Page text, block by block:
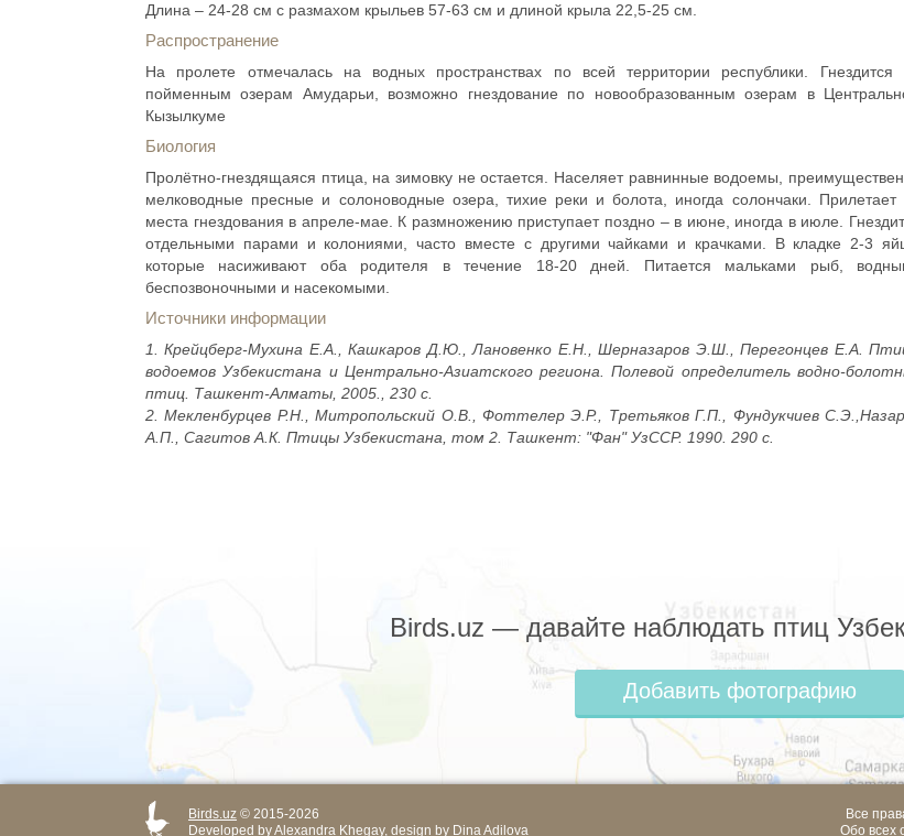
Длина – 24-28 см с размахом крыльев 57-63 см и длиной крыла 22,5-25 см.
Распространение
На пролете отмечалась на водных пространствах по всей территории республики. Гнездится
пойменным озерам Амударьи, возможно гнездование по новообразованным озерам в
Кызылкуме
Биология
Пролётно-гнездящаяся птица, на зимовку не остается. Населяет равнинные водоемы,
мелководные пресные и солоноводные озера, тихие реки и болота, иногда солончаки. Прилетает
места гнездования в апреле-мае. К размножению приступает поздно – в июне, иногда в июле.
отдельными парами и колониями, часто вместе с другими чайками и крачками. В кладке 2-3
которые насиживают оба родителя в течение 18-20 дней. Питается мальками рыб,
беспозвоночными и насекомыми.
Источники информации
1. Крейцберг-Мухина Е.А., Кашкаров Д.Ю., Лановенко Е.Н., Шерназаров Э.Ш., Перегонцев Е.А.
водоемов Узбекистана и Центрально-Азиатского региона. Полевой определитель водно-
птиц. Ташкент-Алматы, 2005., 230 с.
2. Мекленбурцев Р.Н., Митропольский О.В., Фоттелер Э.Р., Третьяков Г.П., Фундукчиев
А.П., Сагитов А.К. Птицы Узбекистана, том 2. Ташкент: "Фан" УзССР. 1990. 290 с.
Birds.uz — давайте наблюдать птиц
Добавить фотографию
Birds.uz © 2015-2026
Developed byAlexandra Khegay, design by Dina Adilova
Все
Обо всех